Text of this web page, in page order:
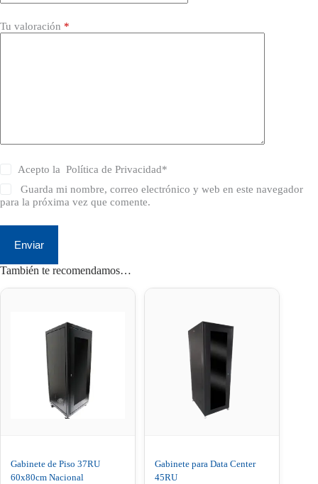
Tu valoración *
Acepto laPolítica de Privacidad*
Guarda mi nombre, correo electrónico y web en este navegador
para la próxima vez que comente.
Enviar
También te recomendamos…
Gabinete de Piso 37RU
60x80cm Nacional
Gabinete para Data Center
45RU